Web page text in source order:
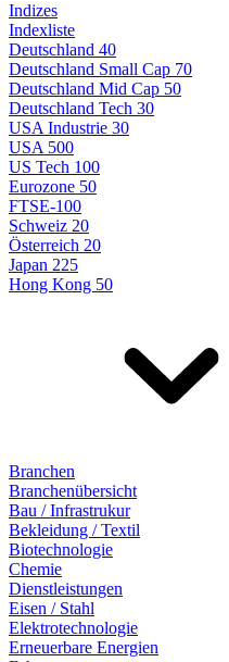
Indizes
Indexliste
Deutschland 40
Deutschland Small Cap 70
Deutschland Mid Cap 50
Deutschland Tech 30
USA Industrie 30
USA 500
US Tech 100
Eurozone 50
FTSE-100
Schweiz 20
Österreich 20
Japan 225
Hong Kong 50
Branchen
Branchenübersicht
Bau / Infrastrukur
Bekleidung / Textil
Biotechnologie
Chemie
Dienstleistungen
Eisen / Stahl
Elektrotechnologie
Erneuerbare Energien